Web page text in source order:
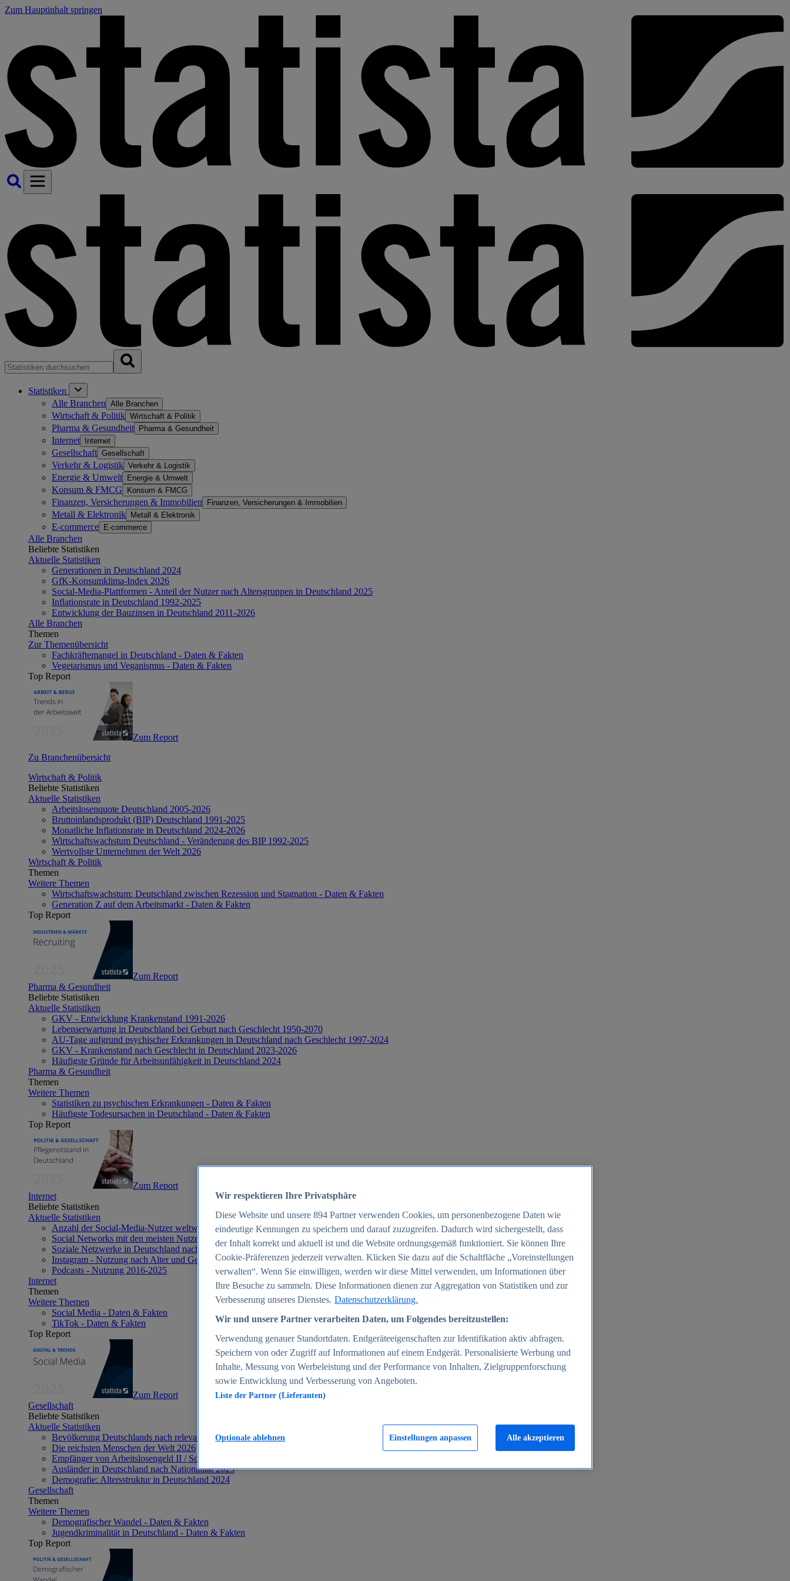
Zum Hauptinhalt springen
Statistiken
Alle Branchen Alle Branchen
Wirtschaft & Politik Wirtschaft & Politik
Pharma & Gesundheit Pharma & Gesundheit
Internet Internet
Gesellschaft Gesellschaft
Verkehr & Logistik Verkehr & Logistik
Energie & Umwelt Energie & Umwelt
Konsum & FMCG Konsum & FMCG
Finanzen, Versicherungen & Immobilien Finanzen, Versicherungen & Immobilien
Metall & Elektronik Metall & Elektronik
E-commerce E-commerce
Alle Branchen
Beliebte Statistiken
Aktuelle Statistiken
Generationen in Deutschland 2024
GfK-Konsumklima-Index 2026
Social-Media-Plattformen - Anteil der Nutzer nach Altersgruppen in Deutschland 2025
Inflationsrate in Deutschland 1992-2025
Entwicklung der Bauzinsen in Deutschland 2011-2026
Alle Branchen
Themen
Zur Themenübersicht
Fachkräftemangel in Deutschland - Daten & Fakten
Vegetarismus und Veganismus - Daten & Fakten
Top Report
Zum Report
Zu Branchenübersicht
Wirtschaft & Politik
Beliebte Statistiken
Aktuelle Statistiken
Arbeitslosenquote Deutschland 2005-2026
Bruttoinlandsprodukt (BIP) Deutschland 1991-2025
Monatliche Inflationsrate in Deutschland 2024-2026
Wirtschaftswachstum Deutschland - Veränderung des BIP 1992-2025
Wertvollste Unternehmen der Welt 2026
Wirtschaft & Politik
Themen
Weitere Themen
Wirtschaftswachstum: Deutschland zwischen Rezession und Stagnation - Daten & Fakten
Generation Z auf dem Arbeitsmarkt - Daten & Fakten
Top Report
Zum Report
Pharma & Gesundheit
Beliebte Statistiken
Aktuelle Statistiken
GKV - Entwicklung Krankenstand 1991-2026
Lebenserwartung in Deutschland bei Geburt nach Geschlecht 1950-2070
AU-Tage aufgrund psychischer Erkrankungen in Deutschland nach Geschlecht 1997-2024
GKV - Krankenstand nach Geschlecht in Deutschland 2023-2026
Häufigste Gründe für Arbeitsunfähigkeit in Deutschland 2024
Pharma & Gesundheit
Themen
Weitere Themen
Statistiken zu psychischen Erkrankungen - Daten & Fakten
Häufigste Todesursachen in Deutschland - Daten & Fakten
Top Report
Zum Report
Internet
Beliebte Statistiken
Aktuelle Statistiken
Anzahl der Social-Media-Nutzer weltweit 2012-2025
Social Networks mit den meisten Nutzern weltweit 2025
Soziale Netzwerke in Deutschland nach Generationen 2025
Instagram - Nutzung nach Alter und Geschlecht in Deutschland 2025
Podcasts - Nutzung 2016-2025
Internet
Themen
Weitere Themen
Social Media - Daten & Fakten
TikTok - Daten & Fakten
Top Report
Zum Report
Gesellschaft
Beliebte Statistiken
Aktuelle Statistiken
Bevölkerung Deutschlands nach relevanten Altersgruppen 2024
Die reichsten Menschen der Welt 2026
Empfänger von Arbeitslosengeld II / Sozialgeld / Bürgergeld in Deutschland 2005-2025
Ausländer in Deutschland nach Nationalität 2025
Demografie: Altersstruktur in Deutschland 2024
Gesellschaft
Themen
Weitere Themen
Demografischer Wandel - Daten & Fakten
Jugendkriminalität in Deutschland - Daten & Fakten
Top Report
Wir respektieren Ihre Privatsphäre
Diese Website und unsere 894 Partner verwenden Cookies, um personenbezogene Daten wie
eindeutige Kennungen zu speichern und darauf zuzugreifen. Dadurch wird sichergestellt, dass
der Inhalt korrekt und aktuell ist und die Website ordnungsgemäß funktioniert. Sie können Ihre
Cookie-Präferenzen jederzeit verwalten. Klicken Sie dazu auf die Schaltfläche „Voreinstellungen
verwalten“. Wenn Sie einwilligen, werden wir diese Mittel verwenden, um Informationen über
Ihre Besuche zu sammeln. Diese Informationen dienen zur Aggregation von Statistiken und zur
Verbesserung unseres Dienstes. Datenschutzerklärung.
Wir und unsere Partner verarbeiten Daten, um Folgendes bereitzustellen:
Verwendung genauer Standortdaten. Endgeräteeigenschaften zur Identifikation aktiv abfragen.
Speichern von oder Zugriff auf Informationen auf einem Endgerät. Personalisierte Werbung und
Inhalte, Messung von Werbeleistung und der Performance von Inhalten, Zielgruppenforschung
sowie Entwicklung und Verbesserung von Angeboten.
Liste der Partner (Lieferanten)
Einstellungen anpassen
Optionale ablehnen Alle akzeptieren